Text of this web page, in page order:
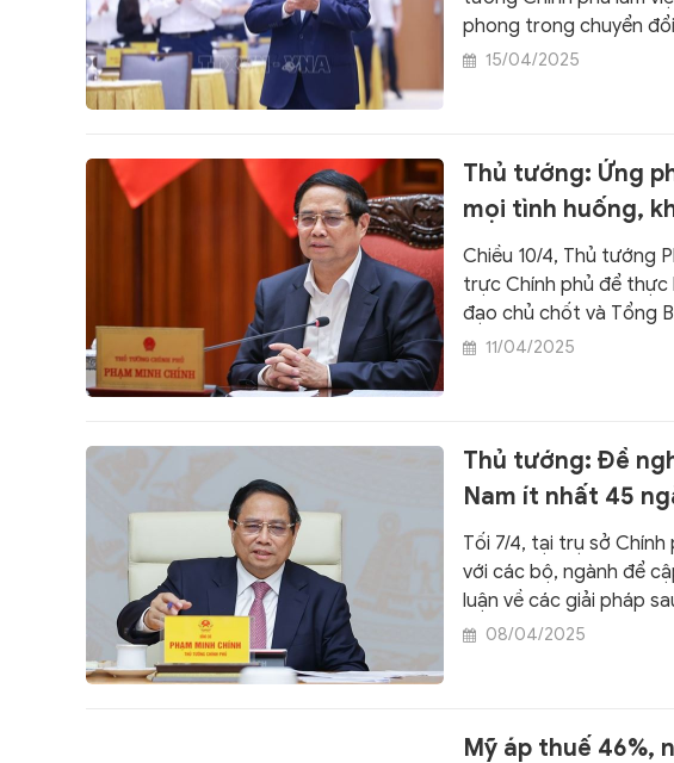
phong trong chuyển
15/04/2025
Thủ tướng: Ứng
mọi tình huống,
dân
Chiều 10/4, Thủ tướng
trực Chính phủ để thực
đạo chủ chốt và Tổng
hợp, linh hoạt, hiệu quả
11/04/2025
Thủ tướng: Đề
Nam ít nhất 45
Tối 7/4, tại trụ sở
với các bộ, ngành để
luận về các giải pháp
hàng hóa đến từ nhiều
08/04/2025
Mỹ áp thuế 46%,